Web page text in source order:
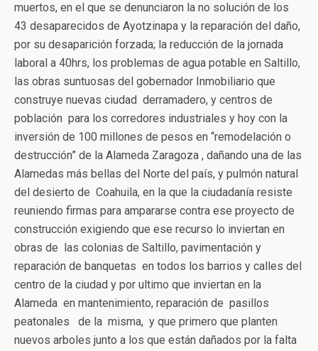
muertos, en el que se denunciaron la no solución de los
43 desaparecidos de Ayotzinapa y la reparación del daño,
por su desaparición forzada; la reducción de la jornada
laboral a 40hrs, los problemas de agua potable en Saltillo,
las obras suntuosas del gobernador Inmobiliario que
construye nuevas ciudad derramadero, y centros de
población para los corredores industriales y hoy con la
inversión de 100 millones de pesos en “remodelación o
destrucción” de la Alameda Zaragoza , dañando una de las
Alamedas más bellas del Norte del país, y pulmón natural
del desierto de Coahuila, en la que la ciudadanía resiste
reuniendo firmas para ampararse contra ese proyecto de
construcción exigiendo que ese recurso lo inviertan en
obras de las colonias de Saltillo, pavimentación y
reparación de banquetas en todos los barrios y calles del
centro de la ciudad y por ultimo que inviertan en la
Alameda en mantenimiento, reparación de pasillos
peatonales de la misma, y que primero que planten
nuevos arboles junto a los que están dañados por la falta